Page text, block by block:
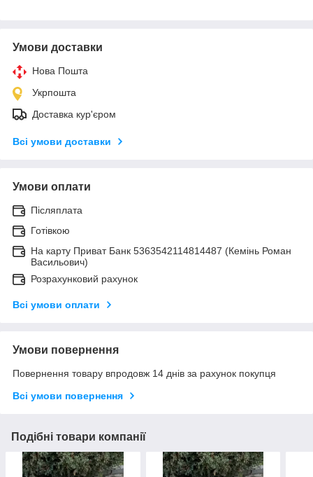
Умови доставки
Нова Пошта
Укрпошта
Доставка кур'єром
Всі умови доставки
Умови оплати
Післяплата
Готівкою
На карту Приват Банк 5363542114814487 (Кемінь Роман
Васильович)
Розрахунковий рахунок
Всі умови оплати
Умови повернення
Повернення товару впродовж 14 днів за рахунок покупця
Всі умови повернення
Подібні товари компанії